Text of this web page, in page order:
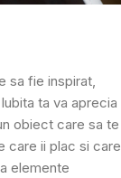
sa fie inspirat,
ta va aprecia
obiect care sa te
care ii plac si care
elemente